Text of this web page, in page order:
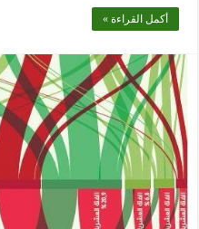
أكمل القراءة »